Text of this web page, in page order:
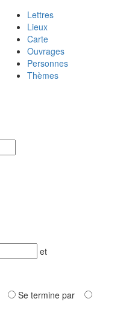
Lettres
Lieux
Carte
Ouvrages
Personnes
Thèmes
et
Se termine par